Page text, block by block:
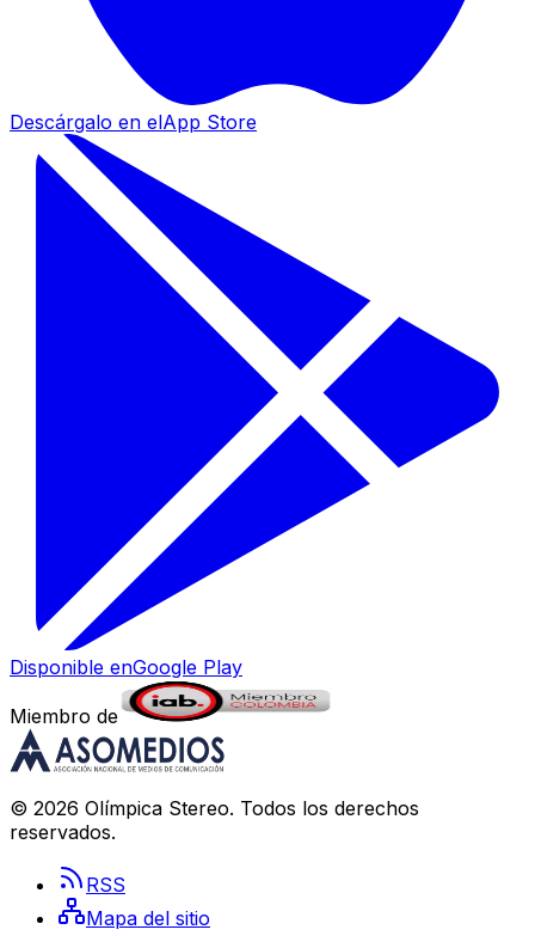
Descárgalo en elApp Store
Disponible enGoogle Play
Miembro de
© 2026 Olímpica Stereo. Todos los derechos
reservados.
RSS
Mapa del sitio